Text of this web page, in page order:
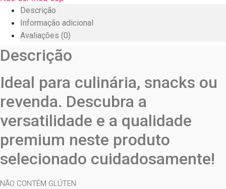
Descrição
Informação adicional
Avaliações (0)
Descrição
Ideal para culinária, snacks ou
revenda. Descubra a
versatilidade e a qualidade
premium neste produto
selecionado cuidadosamente!
NÃO CONTÉM GLÚTEN